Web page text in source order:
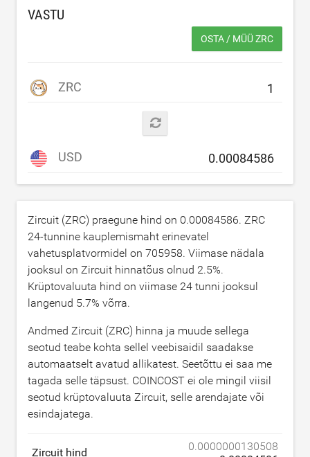
VASTU
OSTA / MÜÜ ZRC
ZRC
USD
Zircuit (ZRC) praegune hind on 0.00084586. ZRC
24-tunnine kauplemismaht erinevatel
vahetusplatvormidel on 705958. Viimase nädala
jooksul on Zircuit hinnatõus olnud 2.5%.
Krüptovaluuta hind on viimase 24 tunni jooksul
langenud 5.7% võrra.
Andmed Zircuit (ZRC) hinna ja muude sellega
seotud teabe kohta sellel veebisaidil saadakse
automaatselt avatud allikatest. Seetõttu ei saa me
tagada selle täpsust. COINCOST ei ole mingil viisil
seotud krüptovaluuta Zircuit, selle arendajate või
esindajatega.
Zircuit hind
0.0000000130508